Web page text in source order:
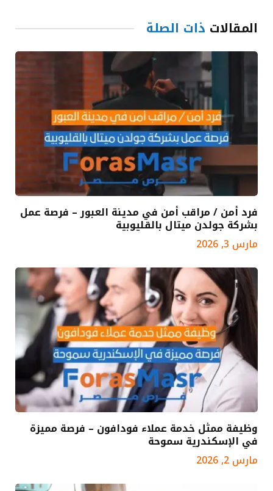
المقالات ذات الصلة
فرد أمن / مراقب أمن في مدينة العبور – فرصة عمل
بشركة جولدن ميتال بالقليوبية
مارس 3, 2026
وظيفة ممثل خدمة عملاء فودافون – فرصة مميزة
في الإسكندرية سموحة
مارس 2, 2026